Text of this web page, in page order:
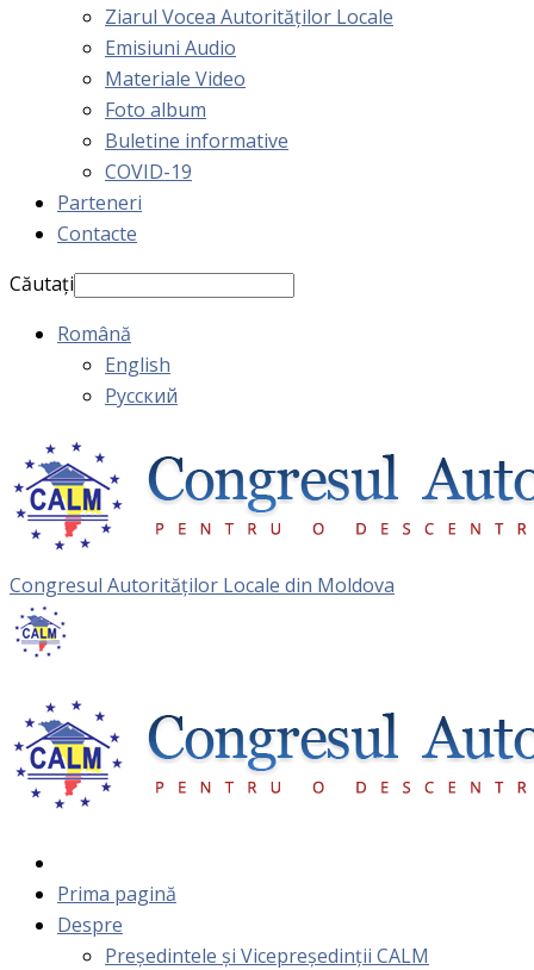
Ziarul Vocea Autorităților Locale
Emisiuni Audio
Materiale Video
Foto album
Buletine informative
COVID-19
Parteneri
Contacte
Căutați
Română
English
Русский
Congresul Autorităţilor Locale din Moldova
Prima pagină
Despre
Președintele și Vicepreședinții CALM